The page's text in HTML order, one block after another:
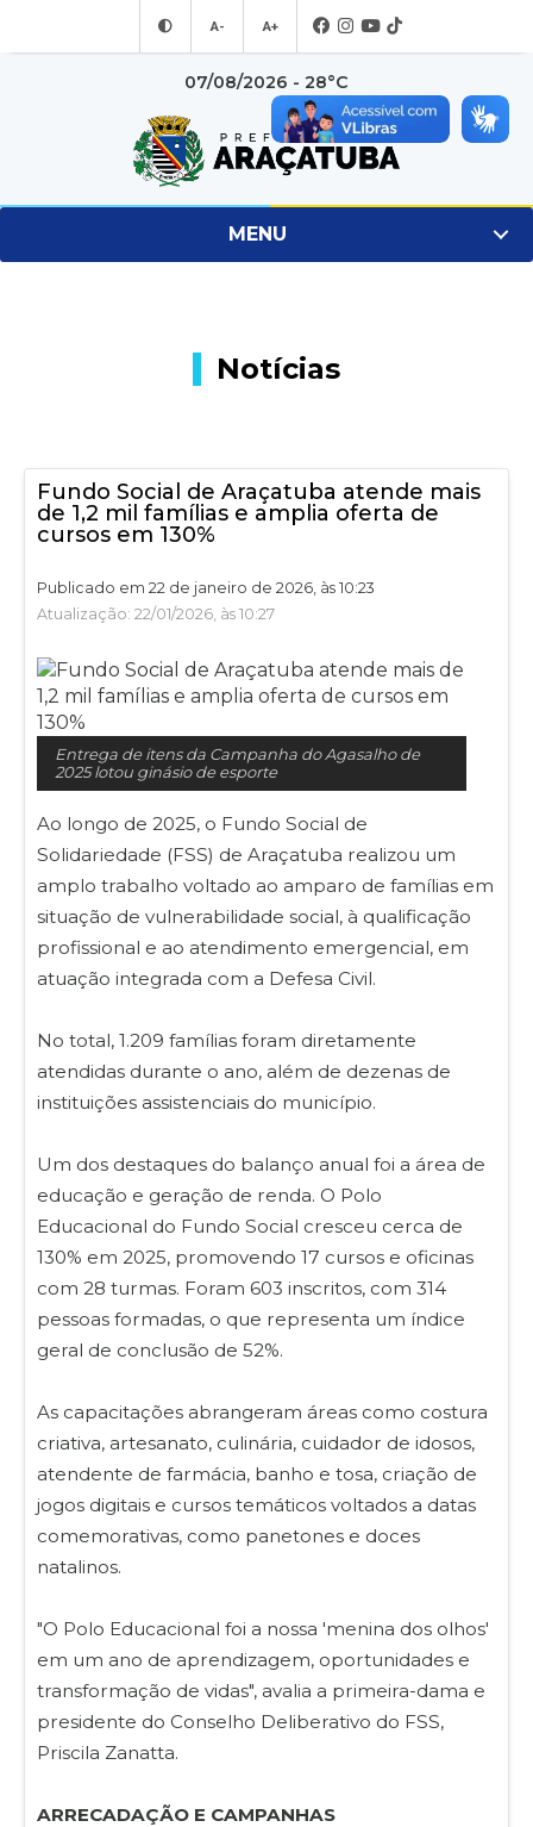
A- A+
07/08/2026 - 28°C
MENU
Notícias
Fundo Social de Araçatuba atende mais
de 1,2 mil famílias e amplia oferta de
cursos em 130%
Publicado em 22 de janeiro de 2026, às 10:23
Atualização: 22/01/2026, às 10:27
Entrega de itens da Campanha do Agasalho de
2025 lotou ginásio de esporte
Ao longo de 2025, o Fundo Social de
Solidariedade (FSS) de Araçatuba realizou um
amplo trabalho voltado ao amparo de famílias em
situação de vulnerabilidade social, à qualificação
profissional e ao atendimento emergencial, em
atuação integrada com a Defesa Civil.
No total, 1.209 famílias foram diretamente
atendidas durante o ano, além de dezenas de
instituições assistenciais do município.
Um dos destaques do balanço anual foi a área de
educação e geração de renda. O Polo
Educacional do Fundo Social cresceu cerca de
130% em 2025, promovendo 17 cursos e oficinas
com 28 turmas. Foram 603 inscritos, com 314
pessoas formadas, o que representa um índice
geral de conclusão de 52%.
As capacitações abrangeram áreas como costura
criativa, artesanato, culinária, cuidador de idosos,
atendente de farmácia, banho e tosa, criação de
jogos digitais e cursos temáticos voltados a datas
comemorativas, como panetones e doces
natalinos.
"O Polo Educacional foi a nossa 'menina dos olhos'
em um ano de aprendizagem, oportunidades e
transformação de vidas", avalia a primeira-dama e
presidente do Conselho Deliberativo do FSS,
Priscila Zanatta.
ARRECADAÇÃO E CAMPANHAS